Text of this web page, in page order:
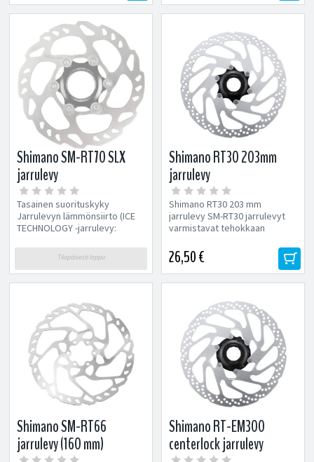
Shimano SM-RT70 SLX
jarrulevy
Tasainen suorituskyky
Jarrulevyn lämmönsiirto (ICE
TECHNOLOGY -jarrulevy:
teräs/alumiini/ruostumaton...
Tilapäisesti loppu
Shimano RT30 203mm
jarrulevy
Shimano RT30 203 mm
jarrulevy SM-RT30 jarrulevyt
varmistavat tehokkaan
olosuhteissa. Ura-...
26,50 €
Shimano SM-RT66
jarrulevy (160 mm)
Shimano RT-EM300
centerlock jarrulevy